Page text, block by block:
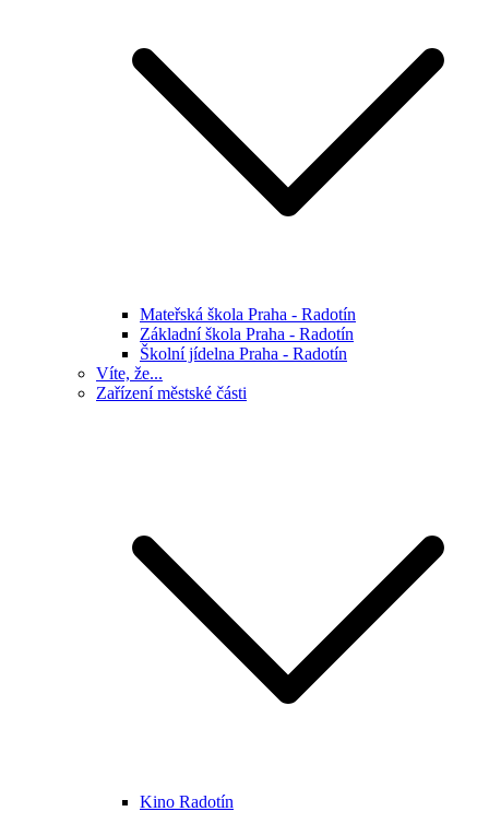
Mateřská škola Praha - Radotín
Základní škola Praha - Radotín
Školní jídelna Praha - Radotín
Víte, že...
Zařízení městské části
Kino Radotín